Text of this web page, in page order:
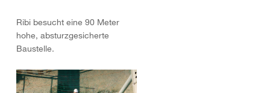
Ribi besucht eine 90 Meter
hohe, absturzgesicherte
Baustelle.